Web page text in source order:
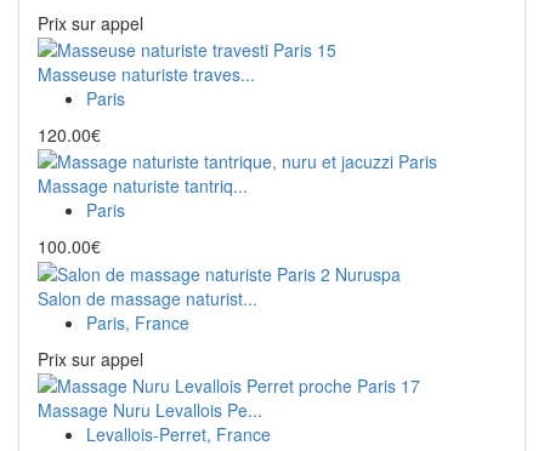
Prix ​​sur appel
Masseuse naturiste traves...
Paris
120.00€
Massage naturiste tantriq...
Paris
100.00€
Salon de massage naturist...
Paris, France
Prix ​​sur appel
Massage Nuru Levallois Pe...
Levallois-Perret, France